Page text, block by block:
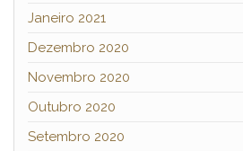
Janeiro 2021
Dezembro 2020
Novembro 2020
Outubro 2020
Setembro 2020